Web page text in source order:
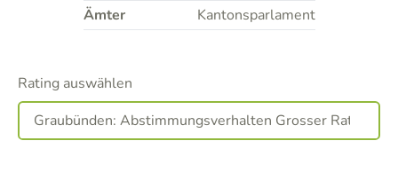
Ämter
Kantonsparlament
Rating auswählen